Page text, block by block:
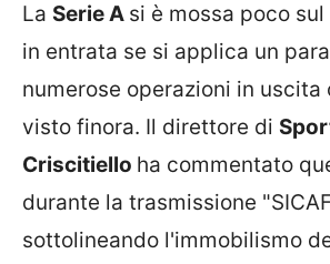
La Serie A si è mossa poco
in entrata se si applica un
numerose operazioni in uscita
visto finora. Il direttore di
Criscitiello ha commentato
durante la trasmissione
sottolineando l'immobilismo